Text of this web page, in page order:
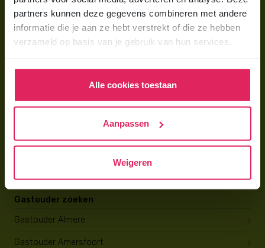
partners kunnen deze gegevens combineren met andere
informatie die je aan ze hebt verstrekt of die ze hebben
verzameld op basis van je gebruik van hun services.
Alle cookies toestaan
Aanpassen
Weigeren
Gastouder worden bij 4Kids
Hoe vind ik gastkinderen?
Wat verdient een gastouder?
Gastouder zoeken
Gastouder Almere
Gastouder Amersfoort